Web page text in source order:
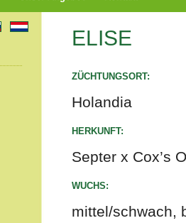
ELISE
ZÜCHTUNGSORT:
Holandia
HERKUNFT:
Septer x Cox’s
WUCHS:
mittel/schwach,